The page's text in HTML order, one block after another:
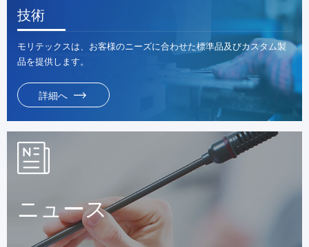
技術
モリテックスは、お客様のニーズに合わせた標準品及びカスタム製
品を提供します。
詳細へ
ニュース